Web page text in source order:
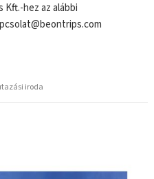
hez az alábbi
iroda